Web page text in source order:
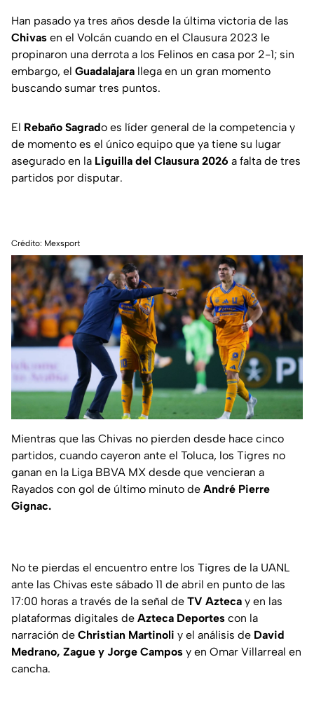
Han pasado ya tres años desde la última victoria de las
Chivas en el Volcán cuando en el Clausura 2023 le
propinaron una derrota a los Felinos en casa por 2-1; sin
embargo, el Guadalajara llega en un gran momento
buscando sumar tres puntos.
El Rebaño Sagrado es líder general de la competencia y
de momento es el único equipo que ya tiene su lugar
asegurado en la Liguilla del Clausura 2026 a falta de tres
partidos por disputar.
Crédito: Mexsport
Mientras que las Chivas no pierden desde hace cinco
partidos, cuando cayeron ante el Toluca, los Tigres no
ganan en la Liga BBVA MX desde que vencieran a
Rayados con gol de último minuto de André Pierre
Gignac.
No te pierdas el encuentro entre los Tigres de la UANL
ante las Chivas este sábado 11 de abril en punto de las
17:00 horas a través de la señal de TV Azteca y en las
plataformas digitales de Azteca Deportes con la
narración de Christian Martinoli y el análisis de David
Medrano, Zague y Jorge Campos y en Omar Villarreal en
cancha.